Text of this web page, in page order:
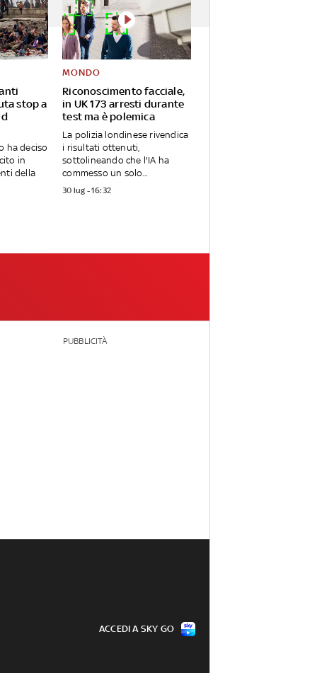
stop a
ha deciso
in
della
Riconoscimento facciale,
in UK 173 arresti durante
test ma è polemica
MONDO
La polizia londinese rivendica
i risultati ottenuti,
sottolineando che l'IA ha
commesso un solo...
30 lug - 16:32
PUBBLICITÀ
ACCEDI A SKY GO